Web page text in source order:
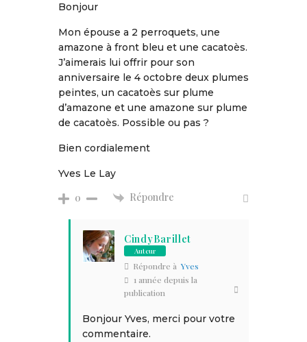
Bonjour
Mon épouse a 2 perroquets, une
amazone à front bleu et une cacatoès.
J’aimerais lui offrir pour son
anniversaire le 4 octobre deux plumes
peintes, un cacatoès sur plume
d’amazone et une amazone sur plume
de cacatoès. Possible ou pas ?
Bien cordialement
Yves Le Lay
0 Répondre
CindyBarillet
Auteur
Répondre à Yves
1 année depuis la
publication
Bonjour Yves, merci pour votre
commentaire.